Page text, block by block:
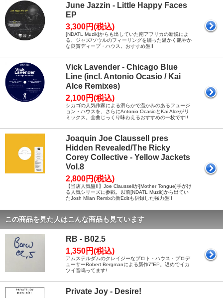
June Jazzin - Little Happy Faces
EP
3,300円(税込)
[NDATL Muzik]からも出していた南アフリカの新鋭によ
る、ジャズ/ソウルのフィーリングを纏った温かく艶やか
な良質ディープ・ハウス。おすすめ盤!!
Vick Lavender - Chicago Blue
Line (incl. Antonio Ocasio / Kai
Alce Remixes)
2,100円(税込)
シカゴの人気作家による滑らかで温かみのあるフュージ
ョン・ハウスを、さらにAntonio OcasioとKai Alceがリ
ミックス。全曲じっくり味わえるおすすめの一枚です!!
Joaquin Joe Claussell pres
Hidden Revealed/The Ricky
Corey Collective - Yellow Jackets
Vol.8
2,800円(税込)
【当店人気盤!!】Joe Claussellが[Mother Tongue]手がけ
る人気シリーズに参戦。以前[NDATL Muzik]から出てい
たJosh Milan Remixの新Editも併録した強力盤!!
この商品を見た人はこんな商品も見ています
RB - B02.5
1,350円(税込)
アムステルダムのクレイジーなプロト・ハウス・プロデ
ューサーRobert Bergmanによる新作7”EP。遅めでイカ
ツイ音鳴ってます!
Private Joy - Desire!